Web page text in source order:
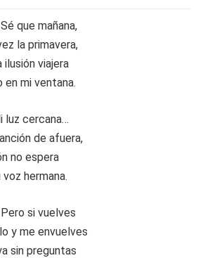
que mañana,
la primavera,
ilusión viajera
en mi ventana.
luz cercana…
de afuera,
no espera
hermana.
si vuelves
y me envuelves
sin preguntas